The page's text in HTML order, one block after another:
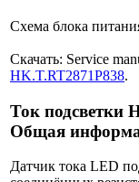
Схема блока
Скачать: Service
HK.T.RT2871P838.
Ток подсветки
Общая
Датчик тока LED